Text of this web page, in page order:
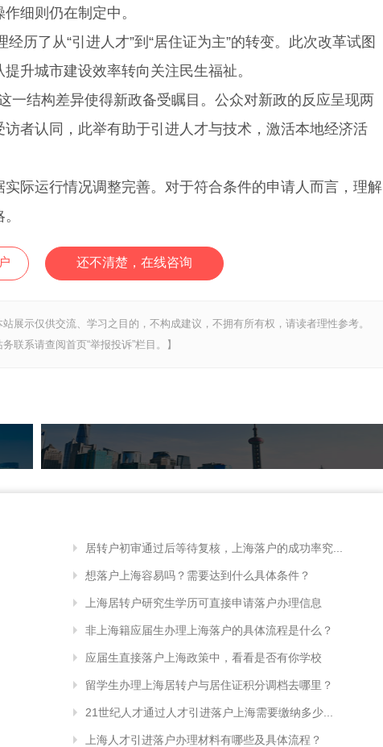
细则仍在制定中。
了从“引进人才”到“居住证为主”的转变。此次改革试图
升城市建设效率转向关注民生福祉。
结构差异使得新政备受瞩目。公众对新政的反应呈现两
者认同，此举有助于引进人才与技术，激活本地经济活
运行情况调整完善。对于符合条件的申请人而言，理解
还不清楚，在线咨询
展示仅供交流、学习之目的，不构成建议，不拥有所有权，请读者理性参考。
联系请查阅首页“举报投诉”栏目。】
居转户初审通过后等待复核，上海落户的成功率究...
想落户上海容易吗？需要达到什么具体条件？
上海居转户研究生学历可直接申请落户办理信息
非上海籍应届生办理上海落户的具体流程是什么？
应届生直接落户上海政策中，看看是否有你学校
留学生办理上海居转户与居住证积分调档去哪里？
21世纪人才通过人才引进落户上海需要缴纳多少...
上海人才引进落户办理材料有哪些及具体流程？